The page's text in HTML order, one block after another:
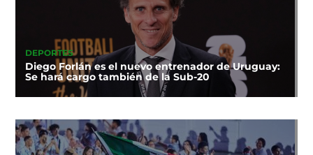
DEPORTES
Diego Forlán es el nuevo entrenador de Uruguay:
Se hará cargo también de la Sub-20